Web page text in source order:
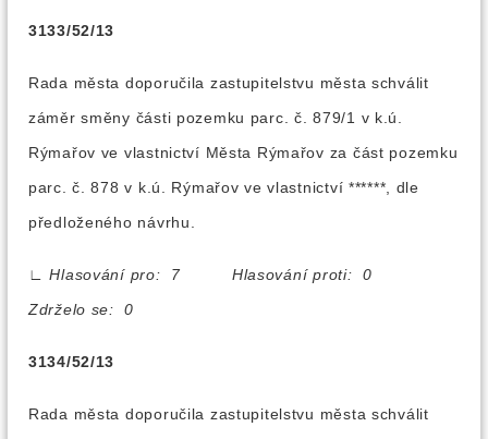
3133/52/13
Rada města doporučila zastupitelstvu města schválit
záměr směny části pozemku parc. č. 879/1 v k.ú.
Rýmařov ve vlastnictví Města Rýmařov za část pozemku
parc. č. 878 v k.ú. Rýmařov ve vlastnictví ******, dle
předloženého návrhu.
∟
Hlasování pro: 7 Hlasování proti: 0
Zdrželo se: 0
3134/52/13
Rada města doporučila zastupitelstvu města schválit